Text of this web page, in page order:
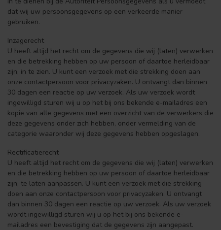
dat wij uw persoonsgegevens op een verkeerde manier
gebruiken.
Inzagerecht
U heeft altijd het recht om de gegevens die wij (laten) verwerken
en die betrekking hebben op uw persoon of daartoe herleidbaar
zijn, in te zien. U kunt een verzoek met die strekking doen aan
onze contactpersoon voor privacyzaken. U ontvangt dan binnen
30 dagen een reactie op uw verzoek. Als uw verzoek wordt
ingewilligd sturen wij u op het bij ons bekende e-mailadres een
kopie van alle gegevens met een overzicht van de verwerkers die
deze gegevens onder zich hebben, onder vermelding van de
categorie waaronder wij deze gegevens hebben opgeslagen.
Rectificatierecht
U heeft altijd het recht om de gegevens die wij (laten) verwerken
en die betrekking hebben op uw persoon of daartoe herleidbaar
zijn, te laten aanpassen. U kunt een verzoek met die strekking
doen aan onze contactpersoon voor privacyzaken. U ontvangt
dan binnen 30 dagen een reactie op uw verzoek. Als uw verzoek
wordt ingewilligd sturen wij u op het bij ons bekende e-
mailadres een bevestiging dat de gegevens zijn aangepast.